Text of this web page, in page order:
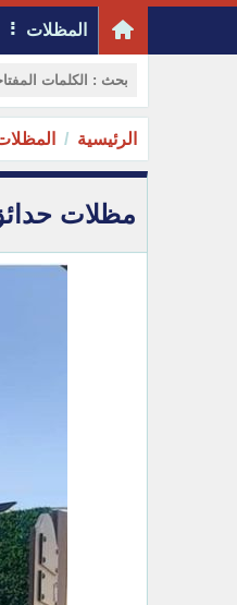
المظلات
الرئيسية
مظلات حدائق